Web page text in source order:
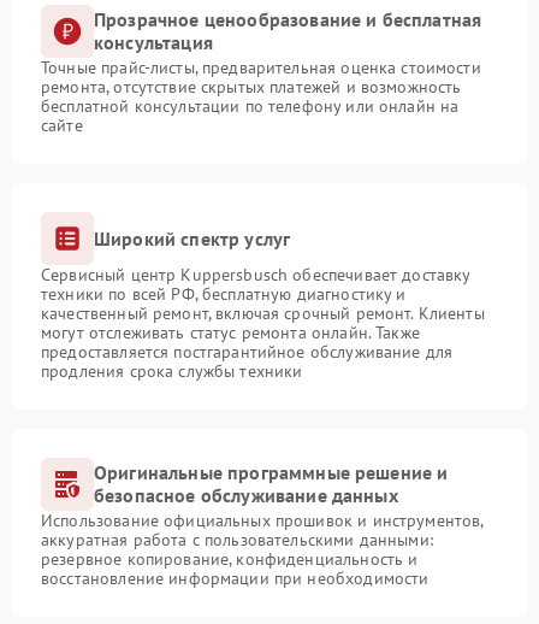
Прозрачное ценообразование и бесплатная
консультация
Точные прайс-листы, предварительная оценка стоимости
ремонта, отсутствие скрытых платежей и возможность
бесплатной консультации по телефону или онлайн на
сайте
Широкий спектр услуг
Сервисный центр Kuppersbusch обеспечивает доставку
техники по всей РФ, бесплатную диагностику и
качественный ремонт, включая срочный ремонт. Клиенты
могут отслеживать статус ремонта онлайн. Также
предоставляется постгарантийное обслуживание для
продления срока службы техники
Оригинальные программные решение и
безопасное обслуживание данных
Использование официальных прошивок и инструментов,
аккуратная работа с пользовательскими данными:
резервное копирование, конфиденциальность и
восстановление информации при необходимости